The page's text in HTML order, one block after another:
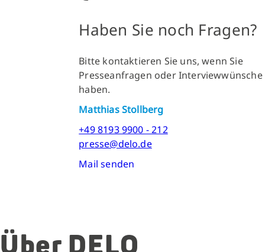
Haben Sie noch Fragen?
Bitte kontaktieren Sie uns, wenn Sie
Presseanfragen oder Interviewwünsche
haben.
Matthias Stollberg
+49 8193 9900 - 212
presse@delo.de
Mail senden